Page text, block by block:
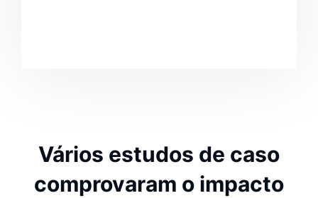
Vários estudos de caso
comprovaram o impacto